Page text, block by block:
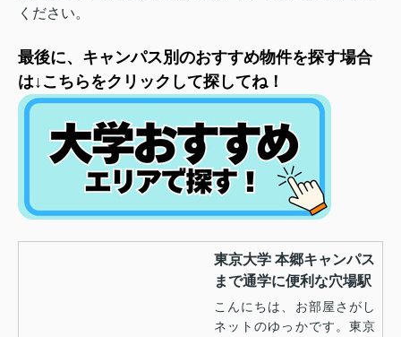
ください。
最後に、キャンパス別のおすすめ物件を探す場合
は↓こちらをクリックして探してね！
東京大学 本郷キャンパス
まで通学に便利な穴場駅
こんにちは、お部屋さがし
ネットのゆっかです。東京